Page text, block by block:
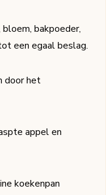
bakpoeder,
een egaal beslag.
door het
appel en
koekenpan